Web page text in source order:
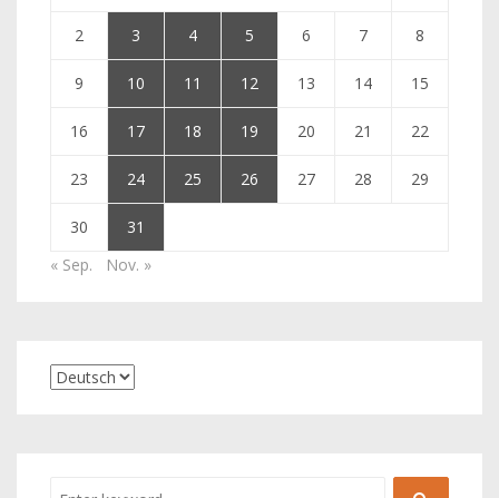
2 3 4 5 6 7 8
9 10 11 12 13 14 15
16 17 18 19 20 21 22
23 24 25 26 27 28 29
30
31
« Sep.
Nov. »